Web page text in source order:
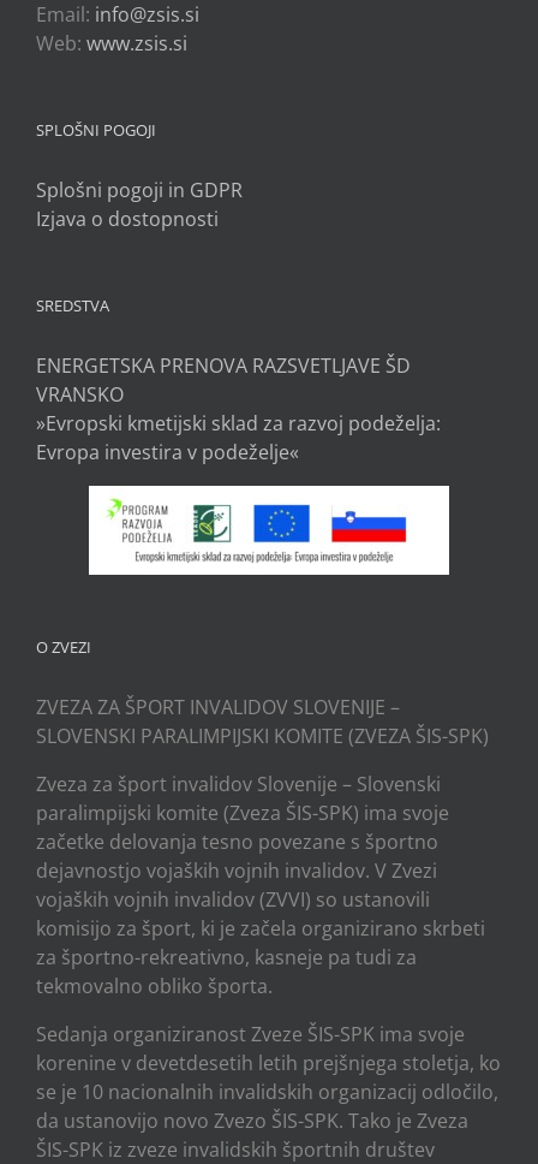
Email: info@zsis.si
Web: www.zsis.si
SPLOŠNI POGOJI
Splošni pogoji in GDPR
Izjava o dostopnosti
SREDSTVA
ENERGETSKA PRENOVA RAZSVETLJAVE ŠD
VRANSKO
»Evropski kmetijski sklad za razvoj podeželja:
Evropa investira v podeželje«
O ZVEZI
ZVEZA ZA ŠPORT INVALIDOV SLOVENIJE –
SLOVENSKI PARALIMPIJSKI KOMITE (ZVEZA ŠIS-SPK)
Zveza za šport invalidov Slovenije – Slovenski
paralimpijski komite (Zveza ŠIS-SPK) ima svoje
začetke delovanja tesno povezane s športno
dejavnostjo vojaških vojnih invalidov. V Zvezi
vojaških vojnih invalidov (ZVVI) so ustanovili
komisijo za šport, ki je začela organizirano skrbeti
za športno-rekreativno, kasneje pa tudi za
tekmovalno obliko športa.
Sedanja organiziranost Zveze ŠIS-SPK ima svoje
korenine v devetdesetih letih prejšnjega stoletja, ko
se je 10 nacionalnih invalidskih organizacij odločilo,
da ustanovijo novo Zvezo ŠIS-SPK. Tako je Zveza
ŠIS-SPK iz zveze invalidskih športnih društev